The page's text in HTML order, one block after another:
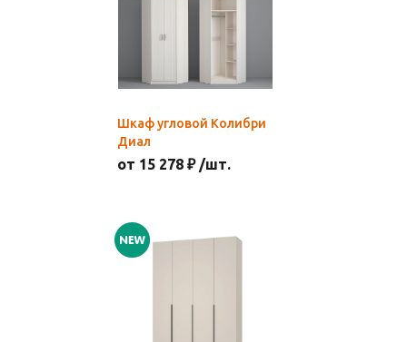
Шкаф угловой Колибри
Диал
от 15 278 ₽ /шт.